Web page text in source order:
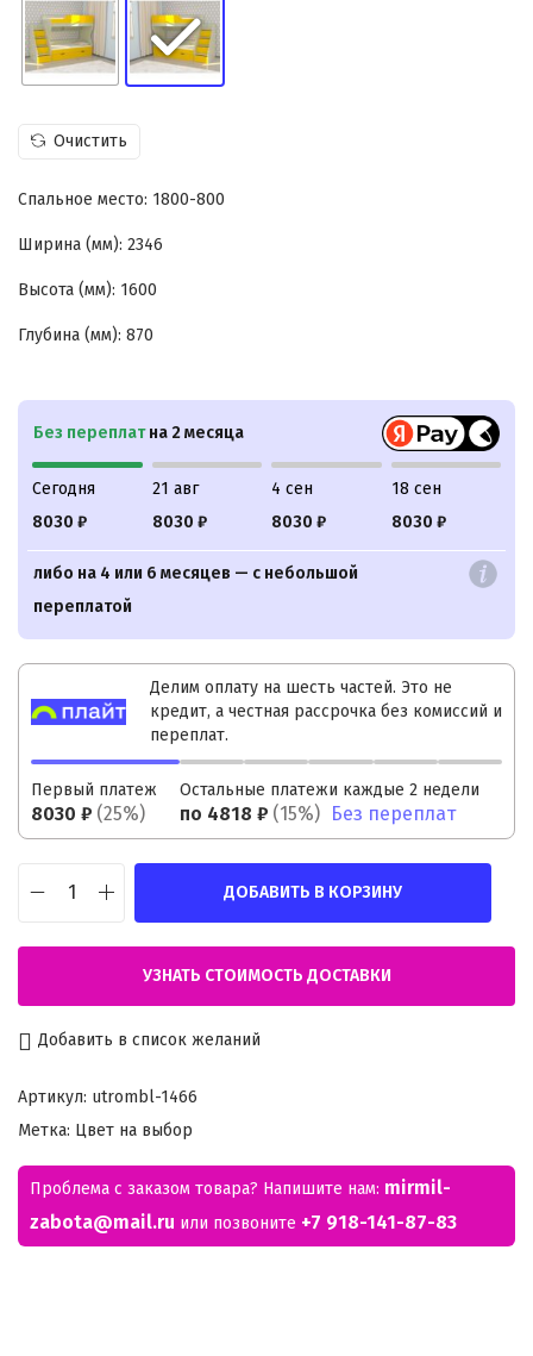
Очистить
Спальное место: 1800-800
Ширина (мм): 2346
Высота (мм): 1600
Глубина (мм): 870
Без переплатна 2 месяца
Сегодня
8030 ₽
21 авг
8030 ₽
4 сен
8030 ₽
18 сен
8030 ₽
либо на 4 или 6 месяцев — с небольшой
переплатой
Делим оплату на шесть частей. Это не
кредит, а честная рассрочка без комиссий и
переплат.
Первый платеж
8030 ₽ (25%)
Остальные платежи каждые 2 недели
по 4818 ₽ (15%) Без переплат
ДОБАВИТЬ В КОРЗИНУ
УЗНАТЬ СТОИМОСТЬ ДОСТАВКИ
Добавить в список желаний
Артикул: utrombl-1466
Метка: Цвет на выбор
Проблема с заказом товара? Напишите нам: mirmil-
zabota@mail.ru или позвоните +7 918-141-87-83